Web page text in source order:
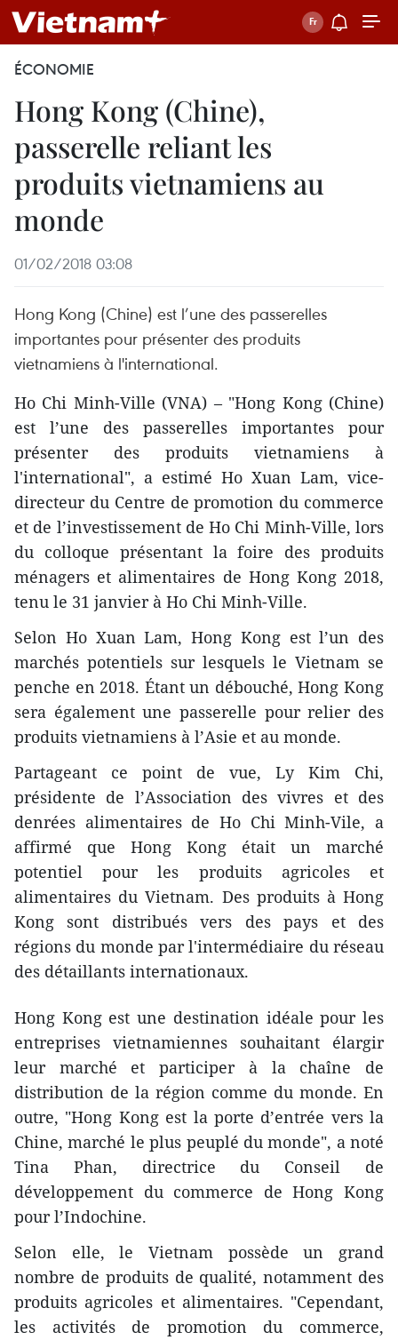
ÉCONOMIE
Hong Kong (Chine),
passerelle reliant les
produits vietnamiens au
monde
01/02/2018 03:08
Hong Kong (Chine) est l’une des passerelles
importantes pour présenter des produits
vietnamiens à l'international.
Ho Chi Minh-Ville (VNA) – "Hong Kong (Chine)
est l’une des passerelles importantes pour
présenter des produits vietnamiens à
l'international", a estimé Ho Xuan Lam, vice-
directeur du Centre de promotion du commerce
et de l’investissement de Ho Chi Minh-Ville, lors
du colloque présentant la foire des produits
ménagers et alimentaires de Hong Kong 2018,
tenu le 31 janvier à Ho Chi Minh-Ville.
Selon Ho Xuan Lam, Hong Kong est l’un des
marchés potentiels sur lesquels le Vietnam se
penche en 2018. Étant un débouché, Hong Kong
sera également une passerelle pour relier des
produits vietnamiens à l’Asie et au monde.
Partageant ce point de vue, Ly Kim Chi,
présidente de l’Association des vivres et des
denrées alimentaires de Ho Chi Minh-Vile, a
affirmé que Hong Kong était un marché
potentiel pour les produits agricoles et
alimentaires du Vietnam. Des produits à Hong
Kong ​sont distribués vers des pays et des
régions du monde par l'intermédiaire du réseau
des détaillants internationaux.
Hong Kong est une destination idéale pour les
entreprises vietnamiennes souhaitant élargir
leur marché et participer à la chaîne de
distribution de la région comme du monde. En
outre, "Hong Kong est la porte d’entrée vers la
Chine, marché le plus peuplé du monde", a noté
Tina Phan, directrice du Conseil de
développement du commerce de Hong Kong
pour l’Indochine.
Selon elle, le Vietnam possède un grand
nombre de produits de qualité, notamment des
produits agricoles et alimentaires. "Cependant,
les activités de promotion du commerce,